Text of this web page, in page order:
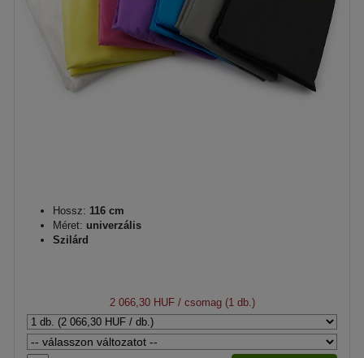
Hossz: 116 cm
Méret: univerzális
Szilárd
2 066,30 HUF/ csomag (1 db.)